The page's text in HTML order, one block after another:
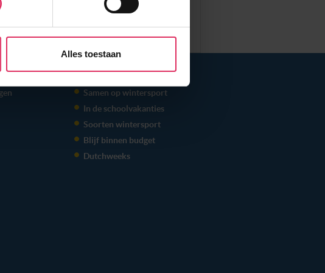
over jouw gebruik van onze site
Onze partners kunnen deze gegevens
en kies voor ‘verander jouw
Alles toestaan
Samen op wintersport
In de schoolvakanties
Soorten wintersport
Blijf binnen budget
Dutchweeks